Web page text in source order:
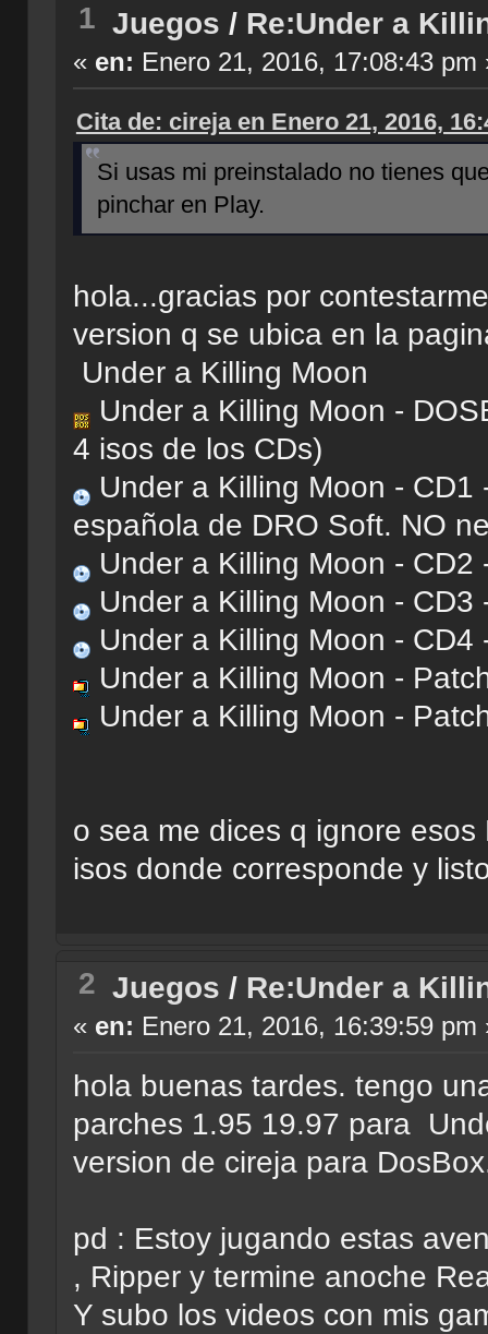
1 Juegos / Re:Under a
« en: Enero 21, 2016, 17:08:43 pm
Cita de: cireja en Enero 21, 2016,
Si usas mi preinstalado no tienes
pinchar en Play.
hola...gracias por
version q se ubica en la
Under a Killing Moon
Under a Killing Moon -
4 isos de los CDs)
Under a Killing Moon - CD1
española de DRO Soft. NO
Under a Killing Moon - CD2
Under a Killing Moon - CD3
Under a Killing Moon - CD4
Under a Killing Moon -
Under a Killing Moon -
o sea me dices q ignore
isos donde corresponde y
2 Juegos / Re:Under a
« en: Enero 21, 2016, 16:39:59 pm
hola buenas tardes. tengo
parches 1.95 19.97 para
version de cireja para
pd : Estoy jugando estas
, Ripper y termine anoche
Y subo los videos con mis